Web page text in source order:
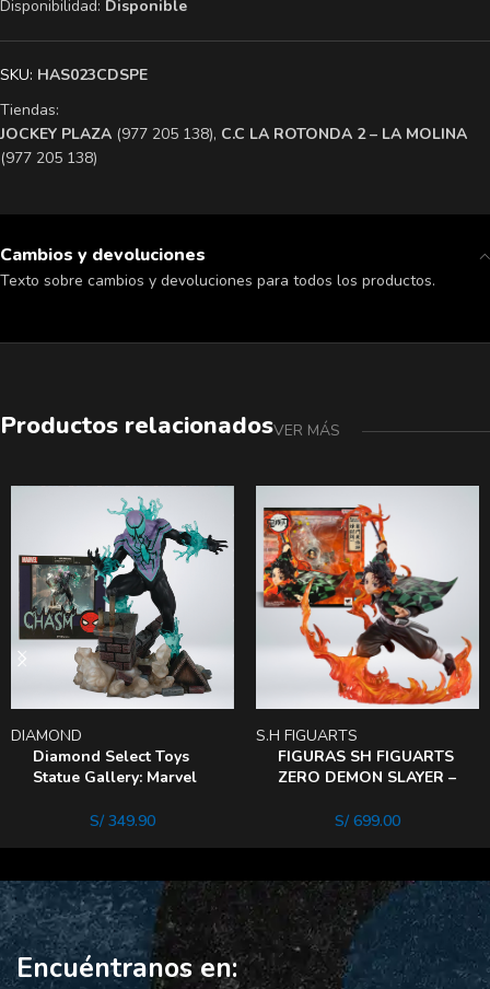
Disponibilidad: Disponible
SKU: HAS023CDSPE
Tiendas:
​JOCKEY PLAZA (977 205 138), ​C.C LA ROTONDA 2 – LA MOLINA
(977 205 138)
Cambios y devoluciones
Texto sobre cambios y devoluciones para todos los productos.
Productos relacionadosVER MÁS
Diamond Select Toys
Statue Gallery: Marvel
DIAMOND
S/349.90
FIGURAS SH FIGUARTS
ZERO DEMON SLAYER –
S.H FIGUARTS
S/699.00
Encuéntranos en: